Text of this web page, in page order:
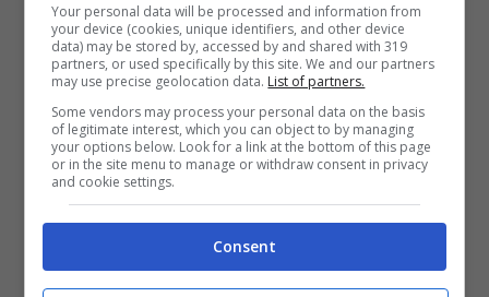
La showgirl Wanda Nara (Screenshot da Instagram)
In qualunque modo decide di mostrarsi e
Your personal data will be processed and information from
your device (cookies, unique identifiers, and other device
data) may be stored by, accessed by and shared with 319
partners, or used specifically by this site. We and our partners
may use precise geolocation data. List of partners.
Some vendors may process your personal data on the basis
of legitimate interest, which you can object to by managing
your options below. Look for a link at the bottom of this page
or in the site menu to manage or withdraw consent in privacy
and cookie settings.
Consent